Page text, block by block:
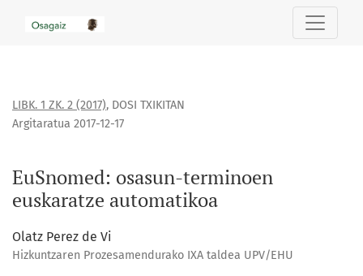
EuSnomed: osasun-terminoen euskaratze automatikoa
LIBK. 1 ZK. 2 (2017), DOSI TXIKITAN
EuSnomed: osasun-terminoen
euskaratze automatikoa
Argitaratua 2017-12-17
Olatz Perez de Vi
Hizkuntzaren Prozesamendurako IXA taldea UPV/EHU